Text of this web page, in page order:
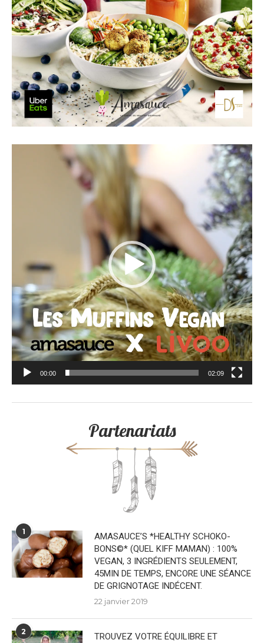
00:00 02:09
Partenariats
1
AMASAUCE’S *HEALTHY SCHOKO-
BONS©* (QUEL KIFF MAMAN) : 100%
VEGAN, 3 INGRÉDIENTS SEULEMENT,
45MIN DE TEMPS, ENCORE UNE SÉANCE
DE GRIGNOTAGE INDÉCENT.
22 janvier 2019
2
TROUVEZ VOTRE ÉQUILIBRE ET